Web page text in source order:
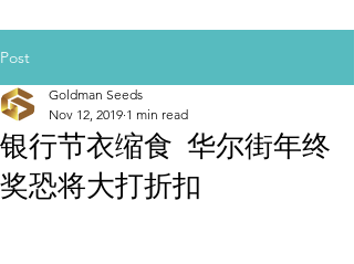
Post
银行节衣缩食 华尔街年终
奖恐将大打折扣
Goldman Seeds
Nov 12, 2019 1 min read